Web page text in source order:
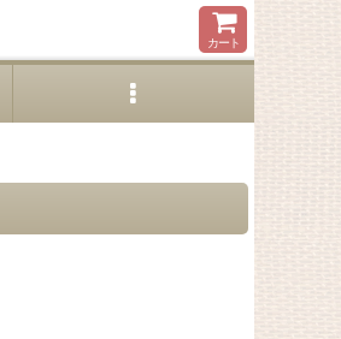
カート